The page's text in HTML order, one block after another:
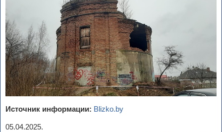
Источник информации: Blizko.by
05.04.2025.